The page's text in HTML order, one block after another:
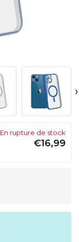
›
En rupture de stock
€16,99